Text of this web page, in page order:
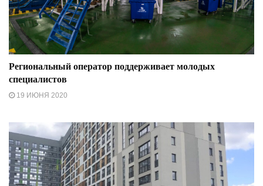
Региональный оператор поддерживает молодых
специалистов
19 ИЮНЯ 2020